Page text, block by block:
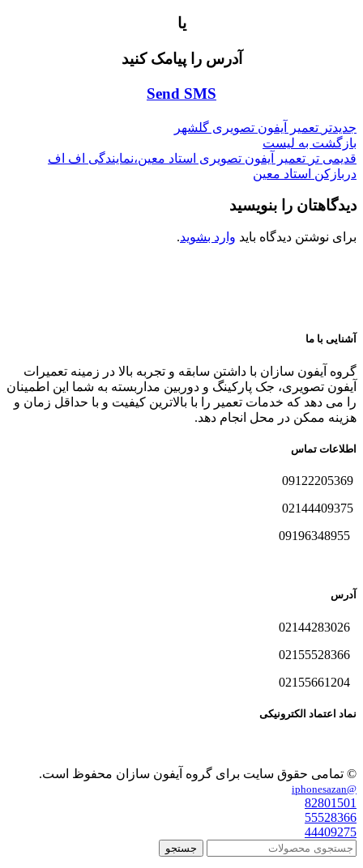
یا
آدرس را پیامک کنید
Send SMS
جدیدتر تعمیر آیفون تصویری گلشهر
بازگشت به لیست
قدیمی تر تعمیر آیفون تصویری استاد معین،نمایندگی اف اف
دربازکن استاد معین
دیدگاهتان را بنویسید
برای نوشتن دیدگاه باید وارد بشوید.
آشنایی با ما
گروه آیفون سازان با داشتن سابقه و تجربه بالا در زمینه تعمیرات
آیفون تصویری، جک پارکینگ و دوربین مداربسته به شما این اطمینان
را می دهد که خدمات تعمیر را با بالاترین کیفیت و با حداقل زمان و
هزینه ممکن در محل انجام دهد.
اطلاعات تماس
آدرس
نماد اعتماد الکترونیکی
© تمامی حقوق سایت برای گروه آیفون سازان محفوظ است.
@iphonesazan
82801501
55528366
44409275
جستجو